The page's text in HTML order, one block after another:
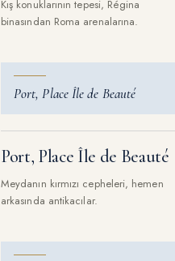
Kış konuklarının tepesi, Régina
binasından Roma arenalarına.
Port, Place Île de Beauté
Port, Place Île de Beauté
Meydanın kırmızı cepheleri, hemen
arkasında antikacılar.